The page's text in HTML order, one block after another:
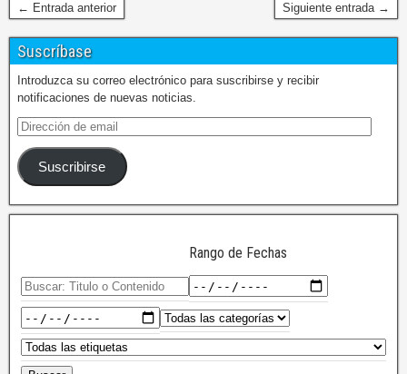
← Entrada anterior Siguiente entrada →
Suscríbase
Introduzca su correo electrónico para suscribirse y recibir
notificaciones de nuevas noticias.
Suscribirse
Rango de Fechas